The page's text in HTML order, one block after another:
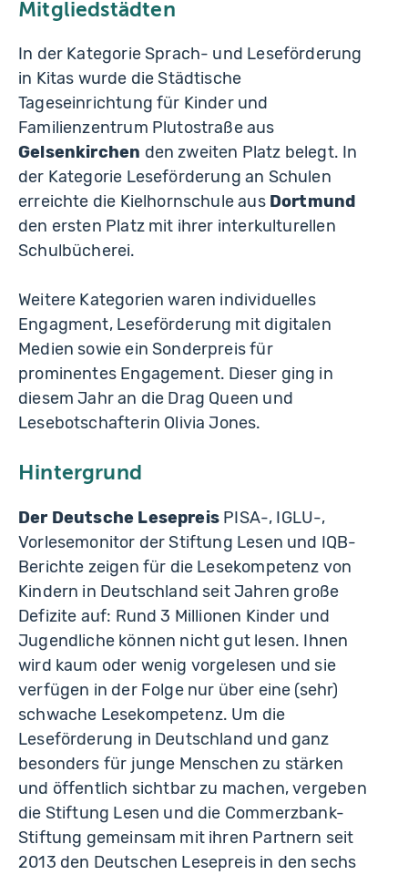
Mitgliedstädten
In der Kategorie Sprach- und Leseförderung
in Kitas wurde die Städtische
Tageseinrichtung für Kinder und
Familienzentrum Plutostraße aus
Gelsenkirchen den zweiten Platz belegt. In
der Kategorie Leseförderung an Schulen
erreichte die Kielhornschule aus Dortmund
den ersten Platz mit ihrer interkulturellen
Schulbücherei.
Weitere Kategorien waren individuelles
Engagment, Leseförderung mit digitalen
Medien sowie ein Sonderpreis für
prominentes Engagement. Dieser ging in
diesem Jahr an die Drag Queen und
Lesebotschafterin Olivia Jones.
Hintergrund
Der Deutsche LesepreisPISA-, IGLU-,
Vorlesemonitor der Stiftung Lesen und IQB-
Berichte zeigen für die Lesekompetenz von
Kindern in Deutschland seit Jahren große
Defizite auf: Rund 3 Millionen Kinder und
Jugendliche können nicht gut lesen. Ihnen
wird kaum oder wenig vorgelesen und sie
verfügen in der Folge nur über eine (sehr)
schwache Lesekompetenz. Um die
Leseförderung in Deutschland und ganz
besonders für junge Menschen zu stärken
und öffentlich sichtbar zu machen, vergeben
die Stiftung Lesen und die Commerzbank-
Stiftung gemeinsam mit ihren Partnern seit
2013 den Deutschen Lesepreis in den sechs